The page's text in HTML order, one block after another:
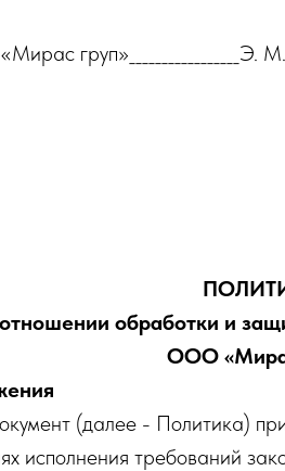
груп»_________________Э.
обработки и
ООО
(далее - Политика)
исполнения требований